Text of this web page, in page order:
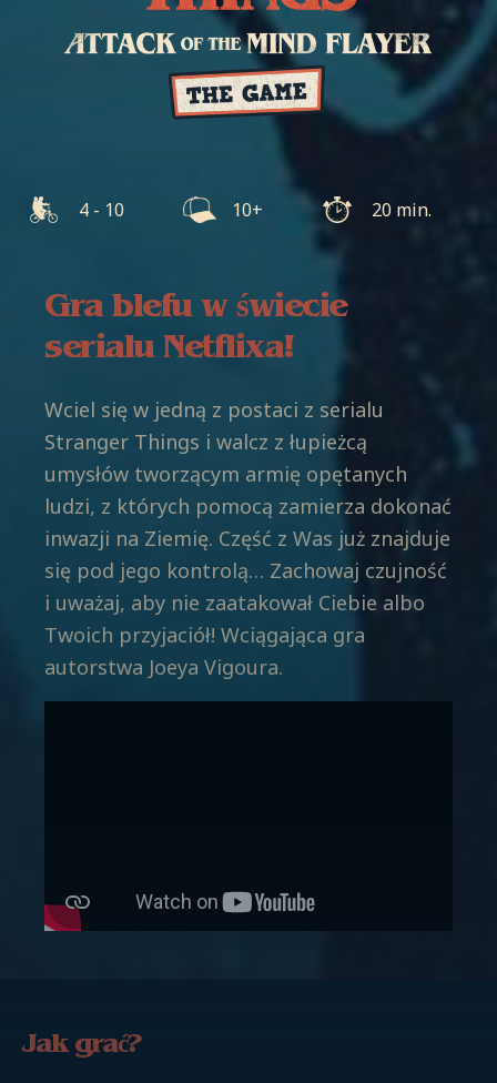
4 - 10 10+ 20 min.
Gra blefu w świecie
serialu Netflixa!
Wciel się w jedną z postaci z serialu
Stranger Things i walcz z łupieżcą
umysłów tworzącym armię opętanych
ludzi, z których pomocą zamierza dokonać
inwazji na Ziemię. Część z Was już znajduje
się pod jego kontrolą… Zachowaj czujność
i uważaj, aby nie zaatakował Ciebie albo
Twoich przyjaciół! Wciągająca gra
autorstwa Joeya Vigoura.
Jak grać?